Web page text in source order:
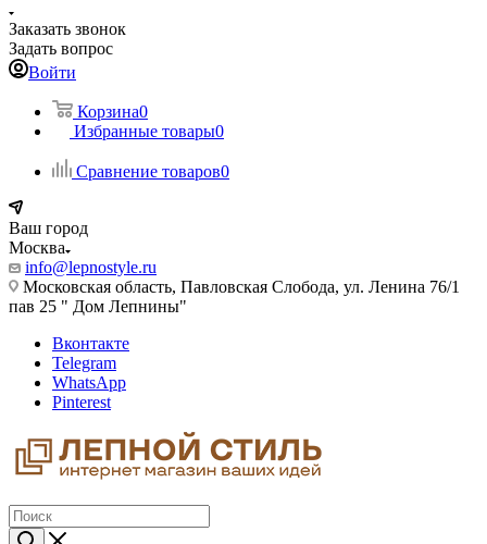
Заказать звонок
Задать вопрос
Войти
Корзина0
Избранные товары0
Сравнение товаров0
Ваш город
Москва
info@lepnostyle.ru
Московская область, Павловская Слобода, ул. Ленина 76/1
пав 25 " Дом Лепнины"
Вконтакте
Telegram
WhatsApp
Pinterest